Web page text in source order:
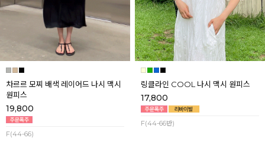
차르르 모찌 배색 레이어드 나시 맥시
원피스
19,800
F(44-66)
링클라인 COOL 나시 맥시 원피스
17,800
F(44-66반)